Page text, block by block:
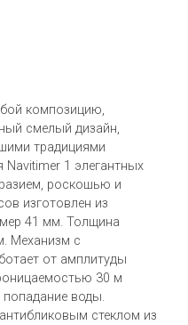
композицию,
смелый дизайн,
традициями
Navitimer 1 элегантных
роскошью и
изготовлен из
41 мм. Толщина
Механизм с
от амплитуды
30 м
попадание воды.
стеклом из